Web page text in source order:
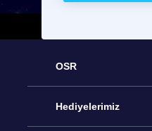
OSR
Hizmet
Hediyelerimiz